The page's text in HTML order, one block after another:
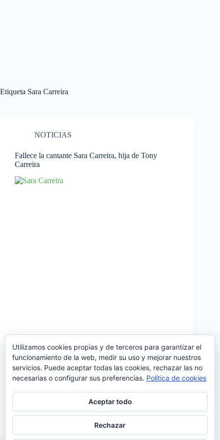
Etiqueta Sara Carreira
NOTICIAS
Fallece la cantante Sara Carreira, hija de Tony
Carreira
Sara Carreira falleció ayer en un accidente de tráfico
a los 21 años de edad. La joven cantante era hija de
Tony Carreira y hermana de los también artistas
David y Mickael Carreira. Ivo Lucas, también
cantante y actor y…
Noemí Sánchez
06/12/2020
Utilizamos cookies propias y de terceros para garantizar el
funcionamiento de la web, medir su uso y mejorar nuestros
servicios. Puede aceptar todas las cookies, rechazar las no
necesarias o configurar sus preferencias. Política de cookies
Aceptar todo
Rechazar